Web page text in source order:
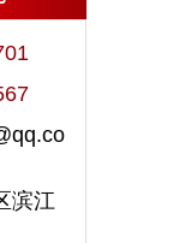
滨江